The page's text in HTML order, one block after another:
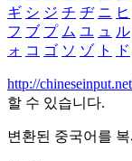
ギ シ ジ チ ヂ ニ ヒ
フ ブ プ ム ユ ュ ル
ォ コ ゴ ソ ゾ ト ド
http://
할 수 있습니다.
변환된 중국어를